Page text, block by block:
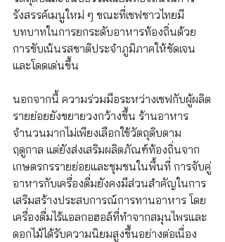
รังสรรค์เมนูใหม่ ๆ ขณะที่เชฟชาวไทยมี
บทบาทในการยกระดับอาหารท้องถิ่นด้วย
การขับเน้นรสชาติประจำภูมิภาคให้ชัดเจน
และโดดเด่นขึ้น
นอกจากนี้ ความร่วมมือระหว่างเชฟกับผู้ผลิต
รายย่อยยังขยายวงกว้างขึ้น ร้านอาหาร
จำนวนมากไม่เพียงเลือกใช้วัตถุดิบตาม
ฤดูกาล แต่ยังส่งเสริมผลิตภัณฑ์ท้องถิ่นจาก
เกษตรกรรายย่อยและชุมชนในพื้นที่ การจับคู่
อาหารกับเครื่องดื่มยังคงมีส่วนสำคัญในการ
เสริมสร้างประสบการณ์การทานอาหาร โดย
เครื่องดื่มไร้แอลกอฮอล์ที่ทำจากสมุนไพรและ
ดอกไม้ได้รับความนิยมสูงขึ้นอย่างต่อเนื่อง